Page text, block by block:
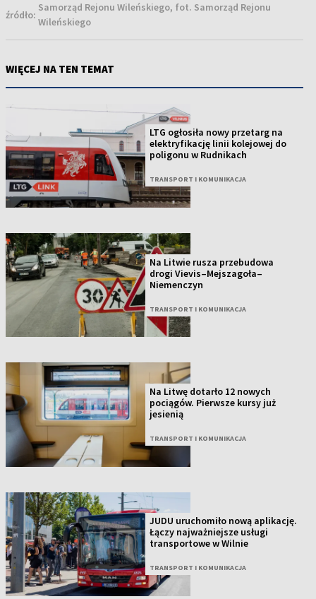
źródło:
Samorząd Rejonu Wileńskiego, fot. Samorząd Rejonu
Wileńskiego
WIĘCEJ NA TEN TEMAT
LTG ogłosiła nowy przetarg na
elektryfikację linii kolejowej do
poligonu w Rudnikach
TRANSPORT I KOMUNIKACJA
Na Litwie rusza przebudowa
drogi Vievis–Mejszagoła–
Niemenczyn
TRANSPORT I KOMUNIKACJA
Na Litwę dotarło 12 nowych
pociągów. Pierwsze kursy już
jesienią
TRANSPORT I KOMUNIKACJA
JUDU uruchomiło nową aplikację.
Łączy najważniejsze usługi
transportowe w Wilnie
TRANSPORT I KOMUNIKACJA